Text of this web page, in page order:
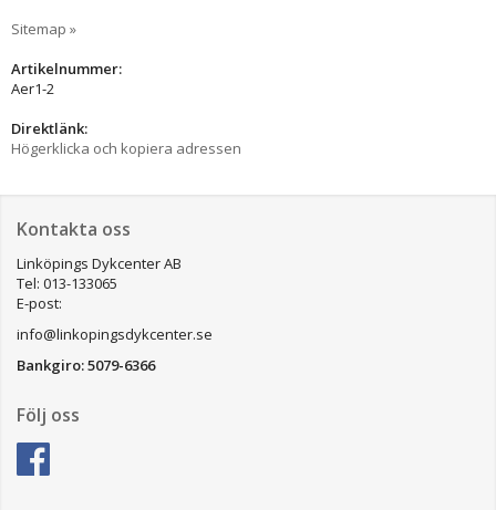
Sitemap »
Artikelnummer:
Aer1-2
Direktlänk:
Högerklicka och kopiera adressen
Kontakta oss
Linköpings Dykcenter AB
Tel: 013-133065
E-post:
info@linkopingsdykcenter.se
Bankgiro: 5079-6366
Följ oss